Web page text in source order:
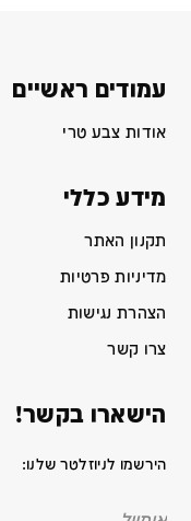
עמודים ראשיים
אודות צבע טרי
מידע כללי
תקנון האתר
מדיניות פרטיות
הצהרת נגישות
צרו קשר
הישארו בקשר!
הירשמו לניוזלטר שלנו: